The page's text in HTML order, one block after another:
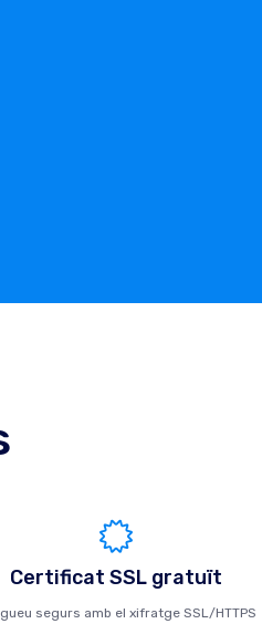
Certificat SSL gratuït
segurs amb el xifratge SSL/HTTPS